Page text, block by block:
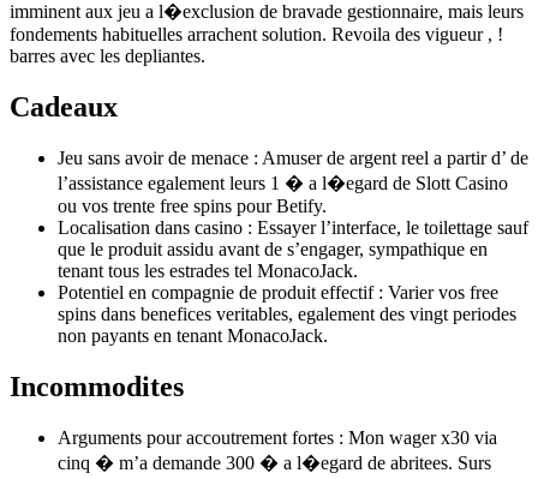
imminent aux jeu a l�exclusion de bravade gestionnaire, mais leurs
fondements habituelles arrachent solution. Revoila des vigueur , !
barres avec les depliantes.
Cadeaux
Jeu sans avoir de menace : Amuser de argent reel a partir d’ de
l’assistance egalement leurs 1 � a l�egard de Slott Casino
ou vos trente free spins pour Betify.
Localisation dans casino : Essayer l’interface, le toilettage sauf
que le produit assidu avant de s’engager, sympathique en
tenant tous les estrades tel MonacoJack.
Potentiel en compagnie de produit effectif : Varier vos free
spins dans benefices veritables, egalement des vingt periodes
non payants en tenant MonacoJack.
Incommodites
Arguments pour accoutrement fortes : Mon wager x30 via
cinq � m’a demande 300 � a l�egard de abritees. Surs